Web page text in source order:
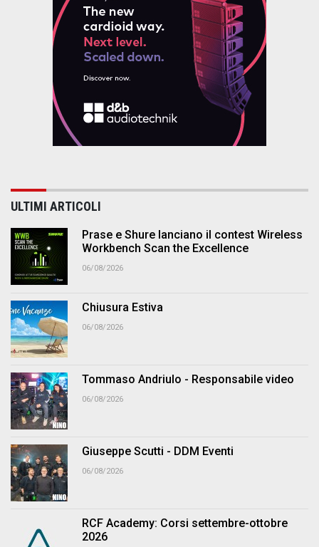
ULTIMI ARTICOLI
Prase e Shure lanciano il contest Wireless
Workbench Scan the Excellence
06/08/2026
Chiusura Estiva
06/08/2026
Tommaso Andriulo - Responsabile video
06/08/2026
Giuseppe Scutti - DDM Eventi
06/08/2026
RCF Academy: Corsi settembre-ottobre
2026